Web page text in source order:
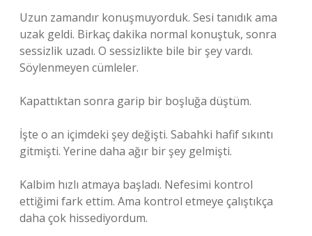
Uzun zamandır konuşmuyorduk. Sesi tanıdık ama
uzak geldi. Birkaç dakika normal konuştuk, sonra
sessizlik uzadı. O sessizlikte bile bir şey vardı.
Söylenmeyen cümleler.
Kapattıktan sonra garip bir boşluğa düştüm.
İşte o an içimdeki şey değişti. Sabahki hafif sıkıntı
gitmişti. Yerine daha ağır bir şey gelmişti.
Kalbim hızlı atmaya başladı. Nefesimi kontrol
ettiğimi fark ettim. Ama kontrol etmeye çalıştıkça
daha çok hissediyordum.